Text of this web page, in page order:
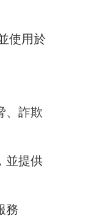
使用於
、詐欺
並提供
務